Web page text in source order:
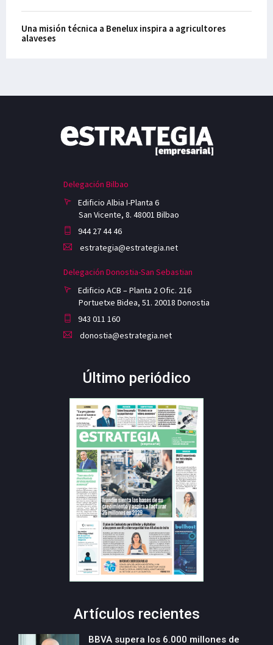
Una misión técnica a Benelux inspira a agricultores
alaveses
Delegación Bilbao
Edificio Albia I-Planta 6
San Vicente, 8. 48001 Bilbao
944 27 44 46
estrategia@estrategia.net
Delegación Donostia-San Sebastian
Edificio ACB – Planta 2 Ofic. 216
Portuetxe Bidea, 51. 20018 Donostia
943 011 160
donostia@estrategia.net
Último periódico
Artículos recientes
BBVA supera los 6.000 millones de